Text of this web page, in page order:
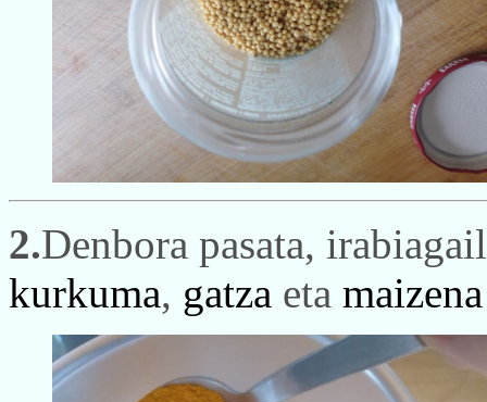
2.Denbora pasata,
kurkuma, gatza eta maizena